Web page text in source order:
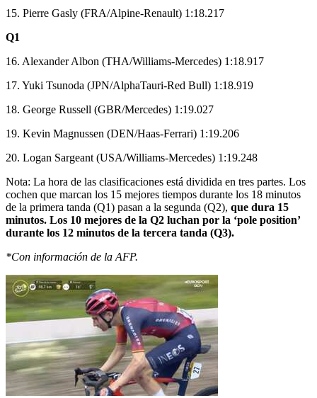
15. Pierre Gasly (FRA/Alpine-Renault) 1:18.217
Q1
16. Alexander Albon (THA/Williams-Mercedes) 1:18.917
17. Yuki Tsunoda (JPN/AlphaTauri-Red Bull) 1:18.919
18. George Russell (GBR/Mercedes) 1:19.027
19. Kevin Magnussen (DEN/Haas-Ferrari) 1:19.206
20. Logan Sargeant (USA/Williams-Mercedes) 1:19.248
Nota: La hora de las clasificaciones está dividida en tres partes. Los
cochen que marcan los 15 mejores tiempos durante los 18 minutos
de la primera tanda (Q1) pasan a la segunda (Q2), que dura 15
minutos. Los 10 mejores de la Q2 luchan por la ‘pole position’
durante los 12 minutos de la tercera tanda (Q3).
*Con información de la AFP.